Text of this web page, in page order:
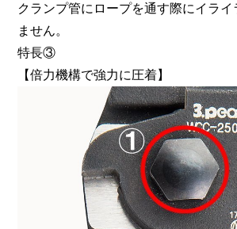
クランプ管にロープを通す際にイライ
ません。
特長③
【倍力機構で強力に圧着】